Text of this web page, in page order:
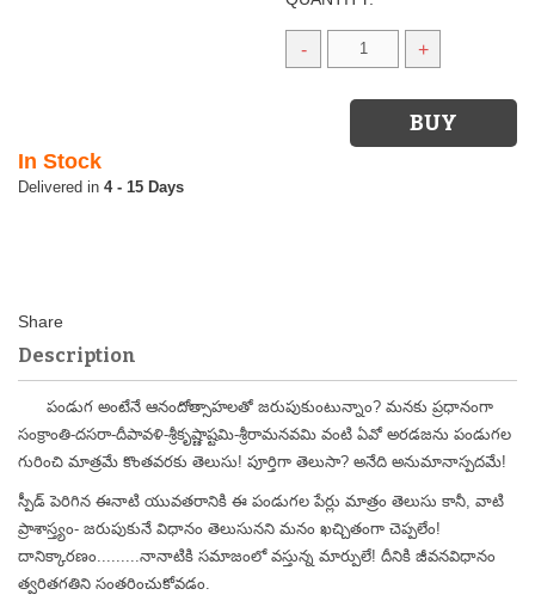
- +
In Stock
4 - 15 Days
Description
పండుగ అంటేనే ఆనందోత్సాహలతో జరుపుకుంటున్నాం? మనకు ప్రధానంగా
సంక్రాంతి-దసరా-దీపావళి-శ్రీకృష్ణాష్టమి-శ్రీరామనవమి వంటి ఏవో అరడజను పండుగల
గురించి మాత్రమే కొంతవరకు తెలుసు! పూర్తిగా తెలుసా? అనేది అనుమానాస్పదమే!
స్పీడ్ పెరిగిన ఈనాటి యువతరానికి ఈ పండుగల పేర్లు మాత్రం తెలుసు కానీ, వాటి
ప్రాశాస్త్యం- జరుపుకునే విధానం తెలుసునని మనం ఖచ్చితంగా చెప్పలేం!
దానిక్కారణం.........నానాటికి సమాజంలో వస్తున్న మార్పులే! దీనికి జీవనవిధానం
త్వరితగతిని సంతరించుకోవడం.